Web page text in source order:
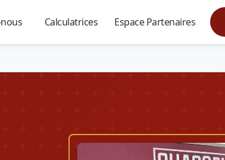
Calculatrices Espace Partenaires